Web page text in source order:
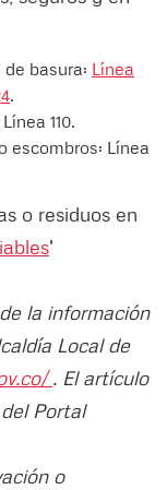
basura: Línea
.
110.
escombros: Línea
o residuos en
'
la información
Local de
. El artículo
Portal
o